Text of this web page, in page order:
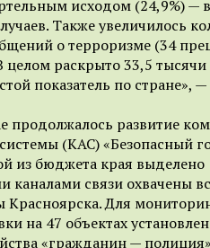
исходом (24,9%) —
Также увеличилось
о терроризме (34
целом раскрыто 33,5 тысячи
показатель по стране», —
продолжалось развитие
(КАС) «Безопасный
из бюджета края
каналами связи охвачены
Для
на 47 объектах
«гражданин —